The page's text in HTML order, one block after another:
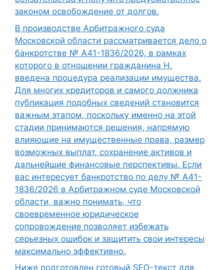
законом освобождение от долгов.
В производстве Арбитражного суда
Московской области рассматривается дело о
банкротстве № А41-1836/2026, в рамках
которого в отношении гражданина Н.
введена процедура реализации имущества.
Для многих кредиторов и самого должника
публикация подобных сведений становится
важным этапом, поскольку именно на этой
стадии принимаются решения, напрямую
влияющие на имущественные права, размер
возможных выплат, сохранение активов и
дальнейшие финансовые перспективы. Если
вас интересует банкротство по делу № А41-
1836/2026 в Арбитражном суде Московской
области, важно понимать, что
своевременное юридическое
сопровождение позволяет избежать
серьезных ошибок и защитить свои интересы
максимально эффективно.
Ниже подготовлен готовый SEO-текст для